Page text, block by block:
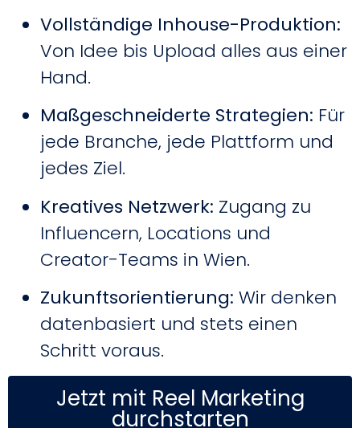
Vollständige Inhouse-Produktion:
Von Idee bis Upload alles aus einer
Hand.
Maßgeschneiderte Strategien: Für
jede Branche, jede Plattform und
jedes Ziel.
Kreatives Netzwerk: Zugang zu
Influencern, Locations und
Creator-Teams in Wien.
Zukunftsorientierung: Wir denken
datenbasiert und stets einen
Schritt voraus.
Jetzt mit Reel Marketing
durchstarten